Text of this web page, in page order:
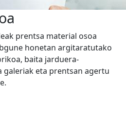
prentsa material osoa
honetan argitaratutako
baita jarduera-
galeriak eta prentsan agertu